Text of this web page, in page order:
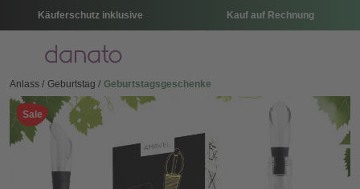
Käuferschutz inklusive Kauf auf Rechnung
Menü
Anlass Geburtstag Geburtstagsgeschenke
Sale